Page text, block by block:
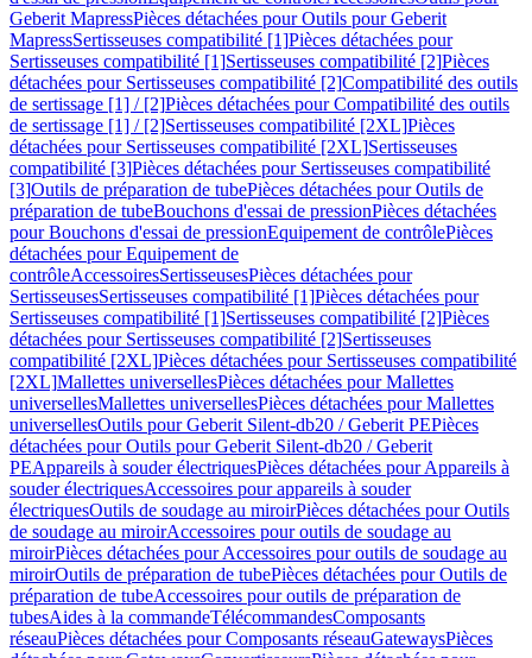
Geberit MapressPièces détachées pour Outils pour Geberit
MapressSertisseuses compatibilité [1]Pièces détachées pour
Sertisseuses compatibilité [1]Sertisseuses compatibilité [2]Pièces
détachées pour Sertisseuses compatibilité [2]Compatibilité des outils
de sertissage [1] / [2]Pièces détachées pour Compatibilité des outils
de sertissage [1] / [2]Sertisseuses compatibilité [2XL]Pièces
détachées pour Sertisseuses compatibilité [2XL]Sertisseuses
compatibilité [3]Pièces détachées pour Sertisseuses compatibilité
[3]Outils de préparation de tubePièces détachées pour Outils de
préparation de tubeBouchons d'essai de pressionPièces détachées
pour Bouchons d'essai de pressionEquipement de contrôlePièces
détachées pour Equipement de
contrôleAccessoiresSertisseusesPièces détachées pour
SertisseusesSertisseuses compatibilité [1]Pièces détachées pour
Sertisseuses compatibilité [1]Sertisseuses compatibilité [2]Pièces
détachées pour Sertisseuses compatibilité [2]Sertisseuses
compatibilité [2XL]Pièces détachées pour Sertisseuses compatibilité
[2XL]Mallettes universellesPièces détachées pour Mallettes
universellesMallettes universellesPièces détachées pour Mallettes
universellesOutils pour Geberit Silent-db20 / Geberit PEPièces
détachées pour Outils pour Geberit Silent-db20 / Geberit
PEAppareils à souder électriquesPièces détachées pour Appareils à
souder électriquesAccessoires pour appareils à souder
électriquesOutils de soudage au miroirPièces détachées pour Outils
de soudage au miroirAccessoires pour outils de soudage au
miroirPièces détachées pour Accessoires pour outils de soudage au
miroirOutils de préparation de tubePièces détachées pour Outils de
préparation de tubeAccessoires pour outils de préparation de
tubesAides à la commandeTélécommandesComposants
réseauPièces détachées pour Composants réseauGatewaysPièces